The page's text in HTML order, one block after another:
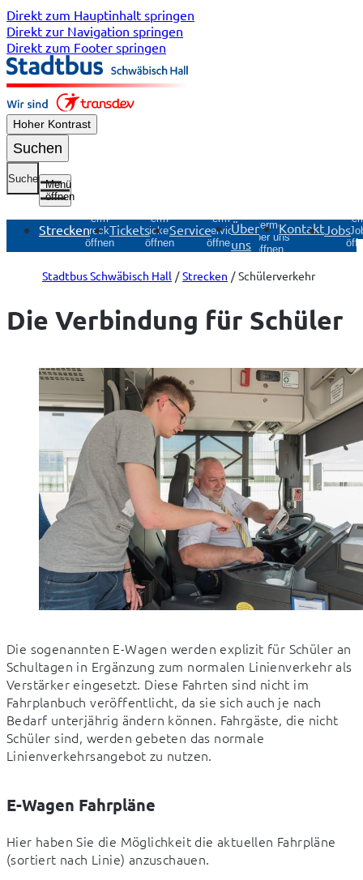
Direkt zum Hauptinhalt springen
Direkt zur Navigation springen
Direkt zum Footer springen
Hoher Kontrast
Suchen
Suche
Menü
öffnen
Strecken
Untermenü
Strecken
öffnen
Tickets
Untermenü
Tickets
öffnen
Service
Untermenü
Service
öffnen
Über
uns
Untermenü
Über uns
öffnen
KontaktJobs
Stadtbus Schwäbisch Hall Strecken Schülerverkehr
Die Verbindung für Schüler
Die sogenannten E-Wagen werden explizit für Schüler an
Schultagen in Ergänzung zum normalen Linienverkehr als
Verstärker eingesetzt. Diese Fahrten sind nicht im
Fahrplanbuch veröffentlicht, da sie sich auch je nach
Bedarf unterjährig ändern können. Fahrgäste, die nicht
Schüler sind, werden gebeten das normale
Linienverkehrsangebot zu nutzen.
E-Wagen Fahrpläne
Hier haben Sie die Möglichkeit die aktuellen Fahrpläne
(sortiert nach Linie) anzuschauen.